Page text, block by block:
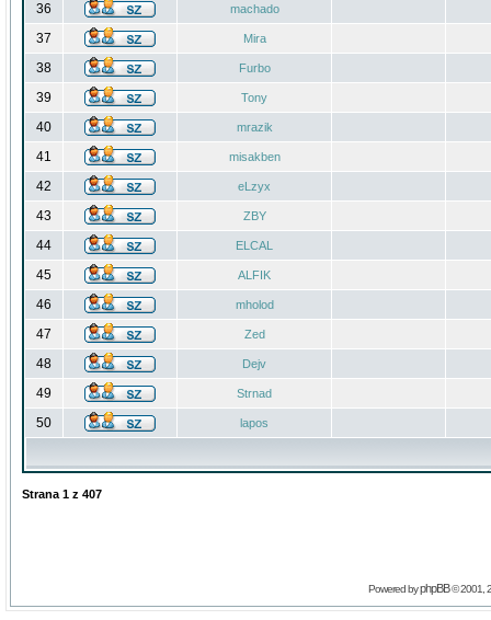
36 machado
37 Mira
38 Furbo
39 Tony
40 mrazik
41 misakben
42 eLzyx
43 ZBY
44 ELCAL
45 ALFIK
46 mholod
47 Zed
48 Dejv
49 Strnad
50 lapos
Strana 1 z 407
Powered byphpBB© 2001,